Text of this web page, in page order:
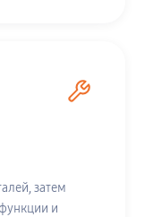
затем
и